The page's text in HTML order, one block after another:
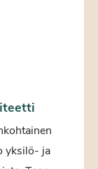
yksilö- ja